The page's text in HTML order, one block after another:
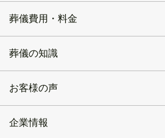
葬儀費用・料金
葬儀の知識
お客様の声
企業情報